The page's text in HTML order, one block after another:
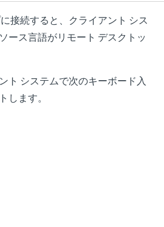
接続すると、クライアント シス
ース言語がリモート デスクトッ
ト システムで次のキーボード入
します。